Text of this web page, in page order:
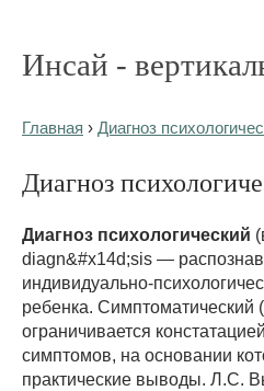
Инсай -
Главная › Диагноз
Диагноз
Диагноз психологический
diagn&#x14d;sis —
индивидуально-
ребенка. Симптоматический
ограничивается
симптомов, на основании
практические выводы. Л.С.